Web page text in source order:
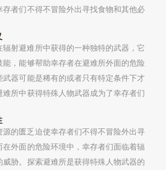
者们不得不冒险外出寻找食物和其他必
射避难所中获得的一种独特的武器，它
，能够帮助幸存者在避难所外面的危险
器可能是稀有的或者只有特定条件下才
所中获得特殊人物武器成为了幸存者们
的匮乏迫使幸存者们不得不冒险外出寻
外面的危险环境中，幸存者们面临着辐
胁。探索避难所是获得特殊人物武器的